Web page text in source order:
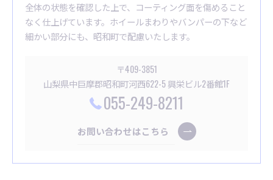
全体の状態を確認した上で、コーティング面を傷めること
なく仕上げています。ホイールまわりやバンパーの下など
細かい部分にも、昭和町で配慮いたします。
〒409-3851
山梨県中巨摩郡昭和町河西622-5 興栄ビル2番館1F
055-249-8211
お問い合わせはこちら